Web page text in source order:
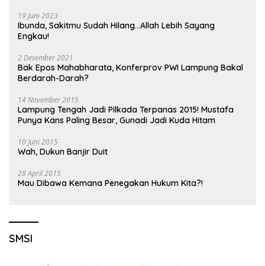
19 Juni 2023
Ibunda, Sakitmu Sudah Hilang…Allah Lebih Sayang
Engkau!
2 Desember 2021
Bak Epos Mahabharata, Konferprov PWI Lampung Bakal
Berdarah-Darah?
14 November 2015
Lampung Tengah Jadi Pilkada Terpanas 2015! Mustafa
Punya Kans Paling Besar, Gunadi Jadi Kuda Hitam
10 Juni 2015
Wah, Dukun Banjir Duit
28 April 2015
Mau Dibawa Kemana Penegakan Hukum Kita?!
SMSI